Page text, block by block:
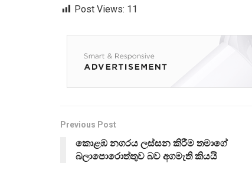
Post Views: 11
Previous Post
කොළඹ නගරය ලස්සන කිරීම තමාගේ
බලාපොරොත්තුව බව අගමැති කියයි